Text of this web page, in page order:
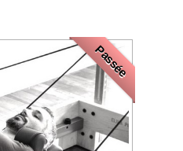
Passée